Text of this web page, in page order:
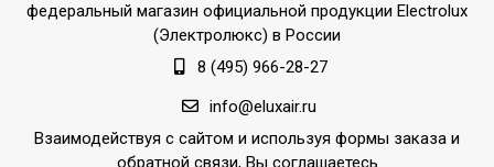
включения;Индикация
текущей
температуры;Индикация
температуры нагрева;Класс
пылевлагозащищенности
IPX4;Механический
федеральный магазин официальной продукции Electrolux
(Электролюкс) в России
8 (495) 966-28-27
info@eluxair.ru
Взаимодействуя с сайтом и используя формы заказа и
обратной связи, Вы соглашаетесь